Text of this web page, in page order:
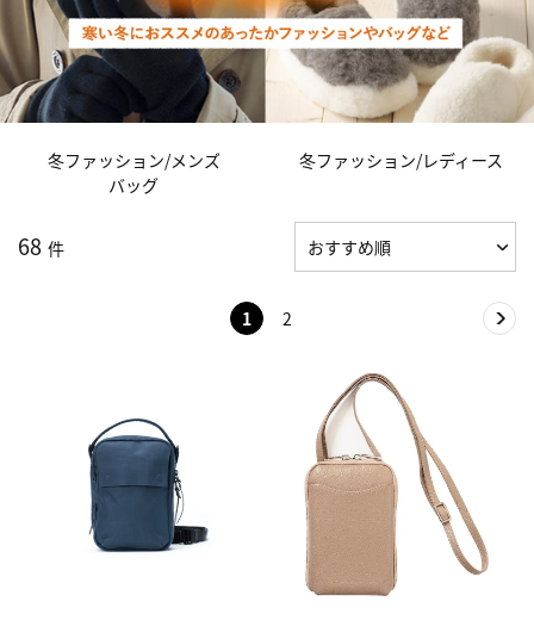
冬ファッション/メンズ
冬ファッション/レディース
バッグ
68 件
1 2